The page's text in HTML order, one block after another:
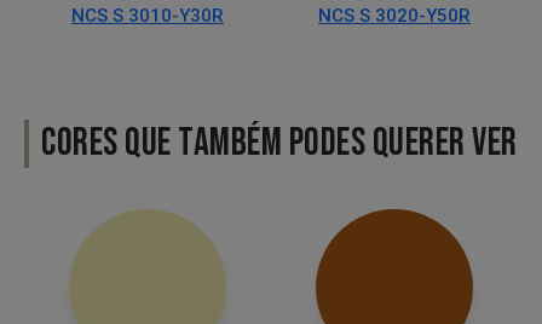
NCS S 3010-Y30R NCS S 3020-Y50R
CORES QUE TAMBÉM PODES QUERER VER